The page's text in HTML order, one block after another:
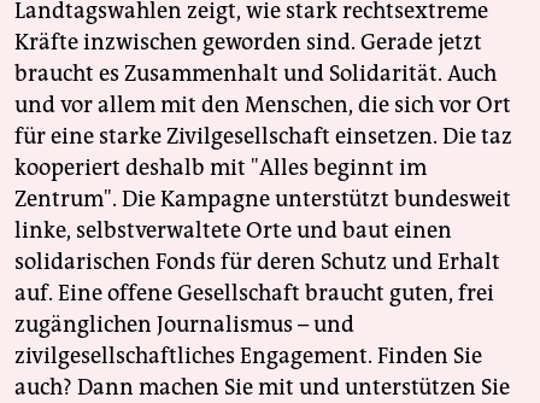
Landtagswahlen zeigt, wie stark rechtsextreme
Kräfte inzwischen geworden sind. Gerade jetzt
braucht es Zusammenhalt und Solidarität. Auch
und vor allem mit den Menschen, die sich vor Ort
für eine starke Zivilgesellschaft einsetzen. Die taz
kooperiert deshalb mit "Alles beginnt im
Zentrum". Die Kampagne unterstützt bundesweit
linke, selbstverwaltete Orte und baut einen
solidarischen Fonds für deren Schutz und Erhalt
auf. Eine offene Gesellschaft braucht guten, frei
zugänglichen Journalismus – und
zivilgesellschaftliches Engagement. Finden Sie
auch? Dann machen Sie mit und unterstützen Sie